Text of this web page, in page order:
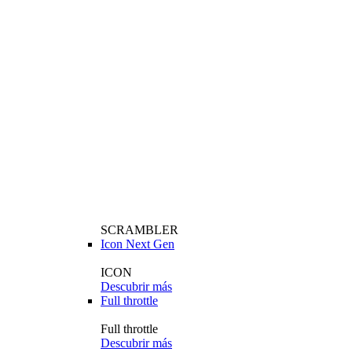
SCRAMBLER
Icon Next Gen
ICON
Descubrir más
Full throttle
Full throttle
Descubrir más